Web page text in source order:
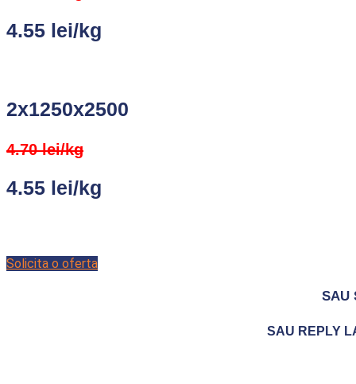
4.55 lei/kg
2x1250x2500
4.70 lei/kg
4.55 lei/kg
Solicita o oferta
SAU
SAU REPLY